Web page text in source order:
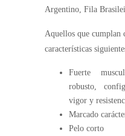
Argentino, Fila
Aquellos que cumplan
características
Fuerte
robusto,
vigor y
Marcado
Pelo corto